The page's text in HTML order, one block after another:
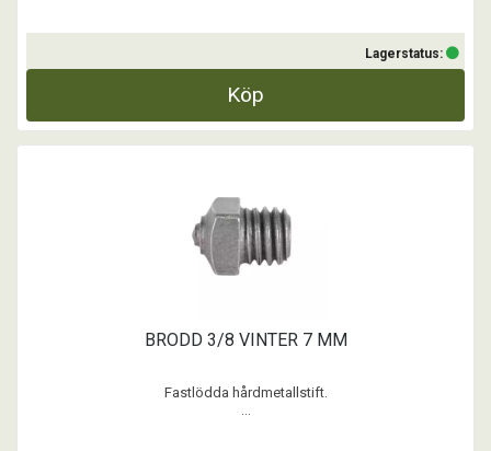
Lagerstatus:
Köp
BRODD 3/8 VINTER 7 MM
Fastlödda hårdmetallstift.